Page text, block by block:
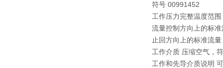
符号 00991452
工作压力完整温度范
流量控制方向上的标
止回方向上的标准流
工作介质 压缩空气，
工作和先导介质说明